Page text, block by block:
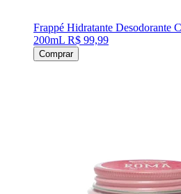
Frappé Hidratante Desodorante
200mL R$ 99,99
Comprar